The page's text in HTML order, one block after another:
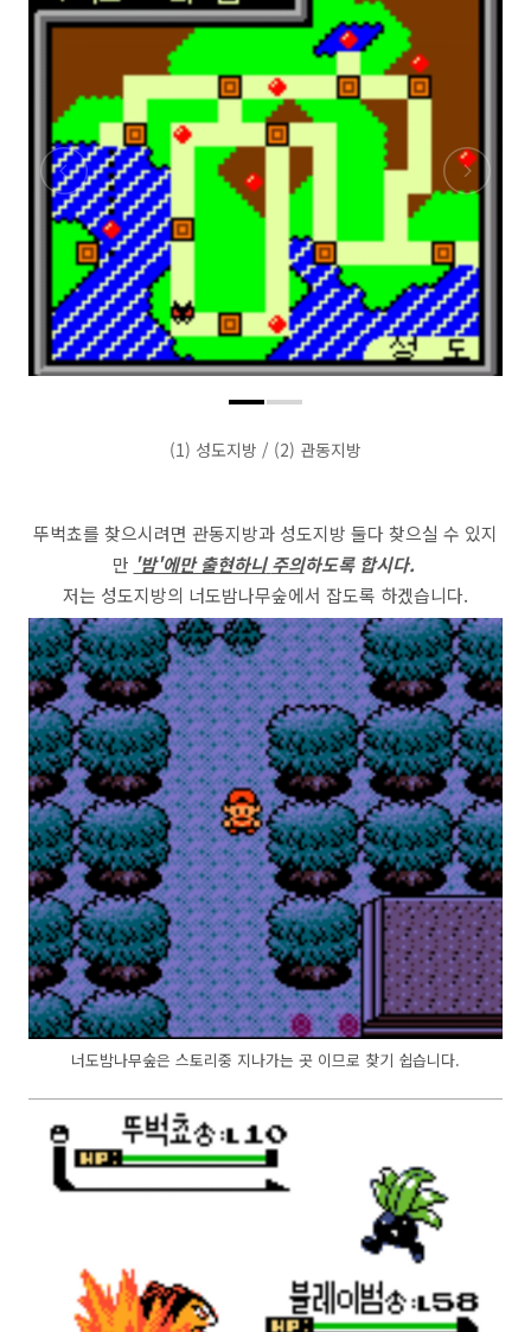
(1) 성도지방 / (2) 관동지방
뚜벅쵸를 찾으시려면 관동지방과 성도지방 둘다 찾으실 수 있지
만 '밤'에만 출현하니 주의하도록 합시다.
저는 성도지방의 너도밤나무숲에서 잡도록 하겠습니다.
너도밤나무숲은 스토리중 지나가는 곳 이므로 찾기 쉽습니다.